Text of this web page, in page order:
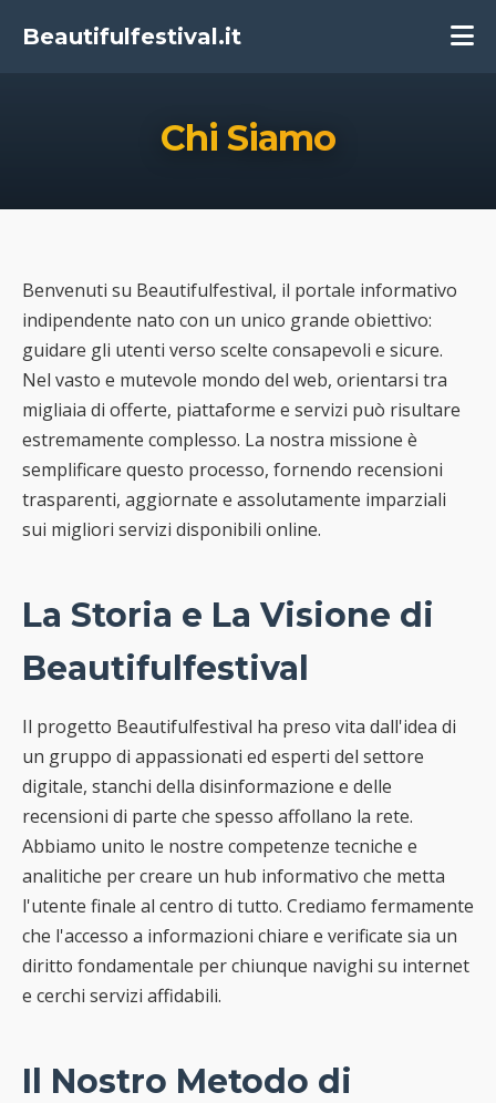
Beautifulfestival.it
Chi Siamo
Benvenuti su Beautifulfestival, il portale informativo
indipendente nato con un unico grande obiettivo:
guidare gli utenti verso scelte consapevoli e sicure.
Nel vasto e mutevole mondo del web, orientarsi tra
migliaia di offerte, piattaforme e servizi può risultare
estremamente complesso. La nostra missione è
semplificare questo processo, fornendo recensioni
trasparenti, aggiornate e assolutamente imparziali
sui migliori servizi disponibili online.
La Storia e La Visione di
Beautifulfestival
Il progetto Beautifulfestival ha preso vita dall'idea di
un gruppo di appassionati ed esperti del settore
digitale, stanchi della disinformazione e delle
recensioni di parte che spesso affollano la rete.
Abbiamo unito le nostre competenze tecniche e
analitiche per creare un hub informativo che metta
l'utente finale al centro di tutto. Crediamo fermamente
che l'accesso a informazioni chiare e verificate sia un
diritto fondamentale per chiunque navighi su internet
e cerchi servizi affidabili.
Il Nostro Metodo di